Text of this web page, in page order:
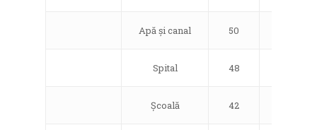
Apă și canal 50
Spital 48
Școală 42